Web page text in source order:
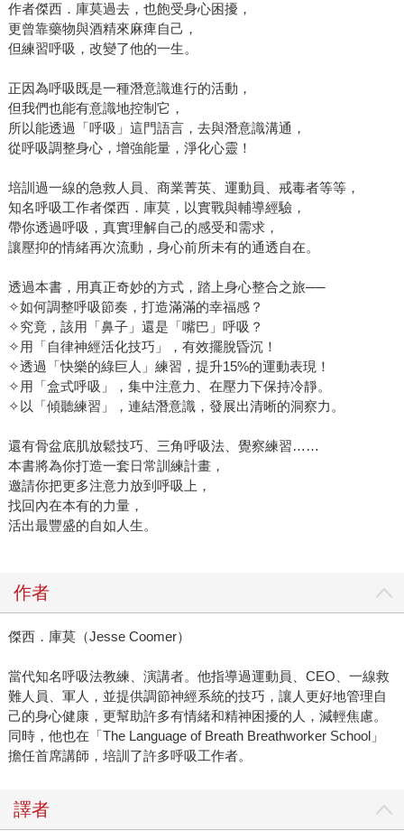
作者傑西．庫莫過去，也飽受身心困擾，
更曾靠藥物與酒精來麻痺自己，
但練習呼吸，改變了他的一生。
正因為呼吸既是一種潛意識進行的活動，
但我們也能有意識地控制它，
所以能透過「呼吸」這門語言，去與潛意識溝通，
從呼吸調整身心，增強能量，淨化心靈！
培訓過一線的急救人員、商業菁英、運動員、戒毒者等等，
知名呼吸工作者傑西．庫莫，以實戰與輔導經驗，
帶你透過呼吸，真實理解自己的感受和需求，
讓壓抑的情緒再次流動，身心前所未有的通透自在。
透過本書，用真正奇妙的方式，踏上身心整合之旅──
✧如何調整呼吸節奏，打造滿滿的幸福感？
✧究竟，該用「鼻子」還是「嘴巴」呼吸？
✧用「自律神經活化技巧」，有效擺脫昏沉！
✧透過「快樂的綠巨人」練習，提升15%的運動表現！
✧用「盒式呼吸」，集中注意力、在壓力下保持冷靜。
✧以「傾聽練習」，連結潛意識，發展出清晰的洞察力。
還有骨盆底肌放鬆技巧、三角呼吸法、覺察練習……
本書將為你打造一套日常訓練計畫，
邀請你把更多注意力放到呼吸上，
找回內在本有的力量，
活出最豐盛的自如人生。
作者
傑西．庫莫（Jesse Coomer）
當代知名呼吸法教練、演講者。他指導過運動員、CEO、一線救
難人員、軍人，並提供調節神經系統的技巧，讓人更好地管理自
己的身心健康，更幫助許多有情緒和精神困擾的人，減輕焦慮。
同時，他也在「The Language of Breath Breathworker School」
擔任首席講師，培訓了許多呼吸工作者。
譯者